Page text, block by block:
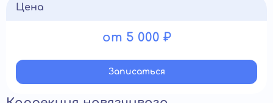
Цена
от 5 000 ₽
Записатьcя